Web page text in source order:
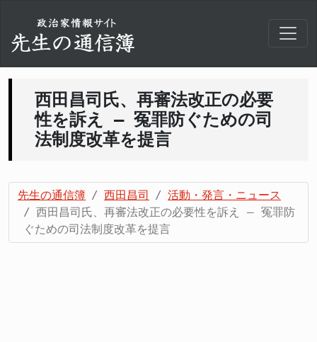
西田昌司氏、再審法改正の必要
性を訴え – 冤罪防ぐための司
法制度改革を提言
先生の通信簿 西田昌司
活動・発言・ニュース
西田昌司氏、再審法改正の必要性を訴え – 冤罪防
ぐための司法制度改革を提言